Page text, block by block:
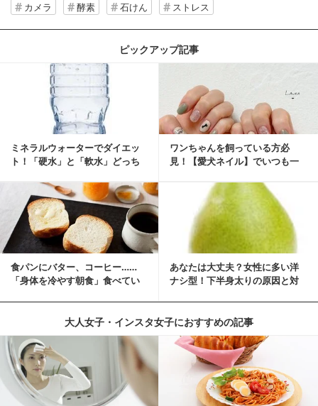
カメラ
酵素 石けん ストレス
ピックアップ記事
ミネラルウォーターでダイエッ
ト！「硬水」と「軟水」どっち
ワンちゃんを飼っている方必
見！【愛犬ネイル】でいつも一
食パンにバター、コーヒー……
「身体を冷やす朝食」食べてい
あなたは大丈夫？女性に多い洋
ナシ型！下半身太りの原因と対
大人女子・インスタ女子におすすめの記事